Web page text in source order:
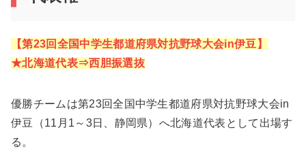
【第23回全国中学生都道府県対抗野球大会in伊豆】
★北海道代表⇒西胆振選抜
優勝チームは第23回全国中学生都道府県対抗野球大会in
伊豆（11月1～3日、静岡県）へ北海道代表として出場す
る。